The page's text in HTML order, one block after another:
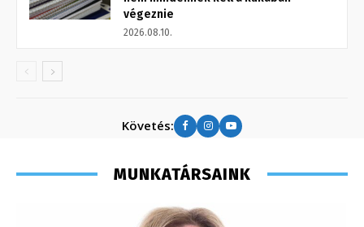
végeznie
2026.08.10.
Követés:
MUNKATÁRSAINK